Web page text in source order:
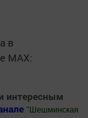
в
MАХ:
интересным
" Шешминская